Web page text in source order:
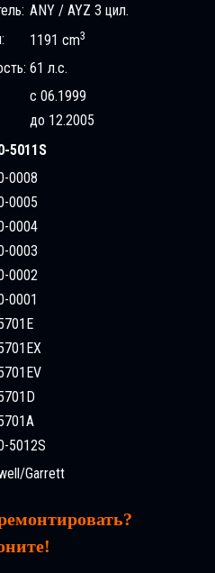
ANY / AYZ 3 цил.
1191 cm3
61 л.с.
с 06.1999
до 12.2005
5011S
0008
0005
0004
0003
0002
0001
5012S
Garrett